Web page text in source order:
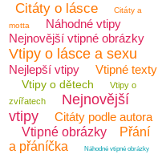
Citáty o lásce
Citáty a
motta
Náhodné vtipy
Nejnovější vtipné obrázky
Vtipy o lásce a sexu
Nejlepší vtipy Vtipné texty
Vtipy o dětech
Vtipy o
zvířatech
Nejnovější
vtipy
Citáty podle autora
Vtipné obrázky
Přání
a přáníčka
Náhodné vtipné obrázky